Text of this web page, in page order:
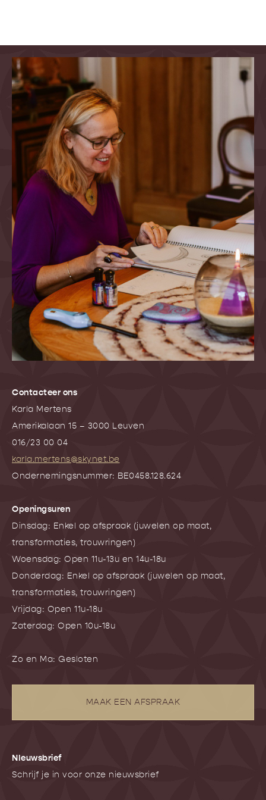
Contacteer ons
Karla Mertens
Amerikalaan 15 – 3000 Leuven
016/23 00 04
karla.mertens@skynet.be
Ondernemingsnummer: BE0458.128.624
Openingsuren
Dinsdag: Enkel op afspraak (juwelen op maat,
transformaties, trouwringen)
Woensdag: Open 11u-13u en 14u-18u
Donderdag: Enkel op afspraak (juwelen op maat,
transformaties, trouwringen)
Vrijdag: Open 11u-18u
Zaterdag: Open 10u-18u
Zo en Ma: Gesloten
MAAK EEN AFSPRAAK
NIeuwsbrief
Schrijf je in voor onze nieuwsbrief